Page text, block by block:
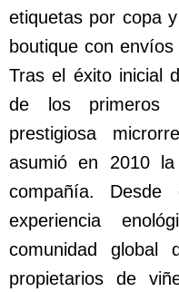
etiquetas por copa
boutique con
Tras el éxito inicial
de los primeros
prestigiosa
asumió en 2010
compañía.
experiencia
comunidad global
propietarios de